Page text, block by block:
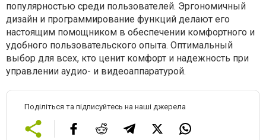
популярностью среди пользователей. Эргономичный
дизайн и программирование функций делают его
настоящим помощником в обеспечении комфортного и
удобного пользовательского опыта. Оптимальный
выбор для всех, кто ценит комфорт и надежность при
управлении аудио- и видеоаппаратурой.
Поділіться та підписуйтесь на наші джерела